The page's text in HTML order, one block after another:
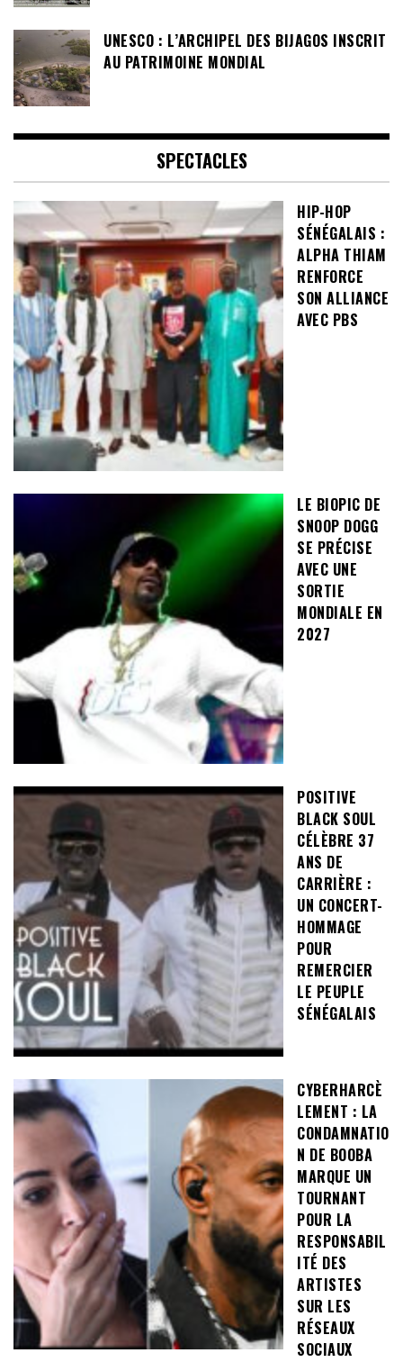
UNESCO : L’ARCHIPEL DES BIJAGOS INSCRIT
AU PATRIMOINE MONDIAL
SPECTACLES
HIP-HOP
SÉNÉGALAIS :
ALPHA THIAM
RENFORCE
SON ALLIANCE
AVEC PBS
LE BIOPIC DE
SNOOP DOGG
SE PRÉCISE
AVEC UNE
SORTIE
MONDIALE EN
2027
POSITIVE
BLACK SOUL
CÉLÈBRE 37
ANS DE
CARRIÈRE :
UN CONCERT-
HOMMAGE
POUR
REMERCIER
LE PEUPLE
SÉNÉGALAIS
CYBERHARCÈ
LEMENT : LA
CONDAMNATIO
N DE BOOBA
MARQUE UN
TOURNANT
POUR LA
RESPONSABIL
ITÉ DES
ARTISTES
SUR LES
RÉSEAUX
SOCIAUX